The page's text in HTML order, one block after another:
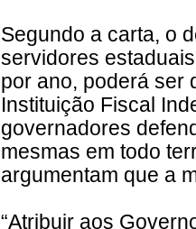
Segundo a carta, o
servidores
por ano, poderá ser
Instituição Fiscal
governadores
mesmas em todo
argumentam que a
“Atribuir aos